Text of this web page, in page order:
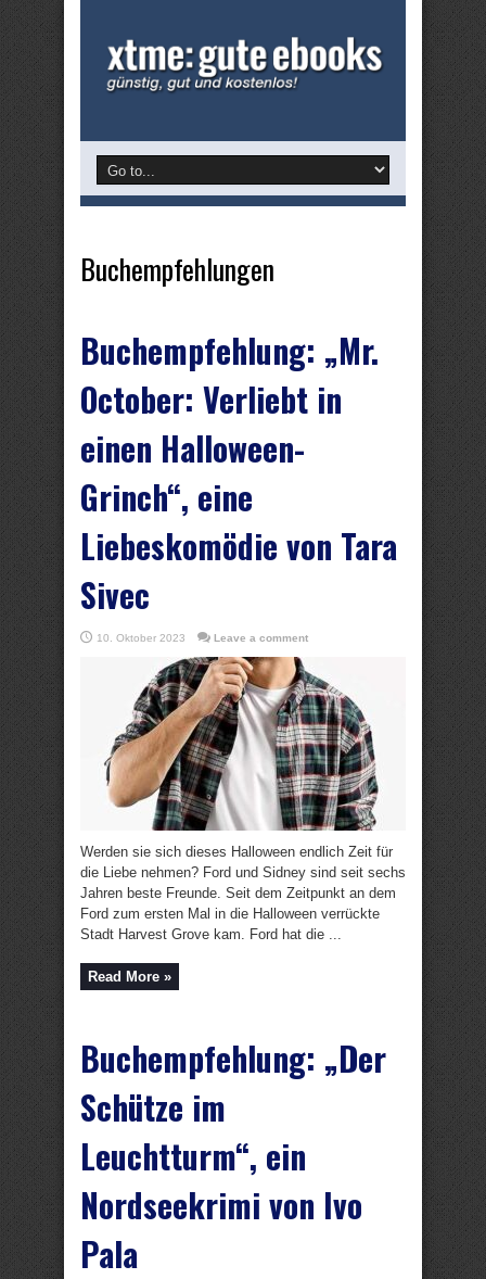
Buchempfehlungen
Buchempfehlung: „Mr.
October: Verliebt in
einen Halloween-
Grinch“, eine
Liebeskomödie von Tara
Sivec
10. Oktober 2023 Leave a comment
Werden sie sich dieses Halloween endlich Zeit für
die Liebe nehmen? Ford und Sidney sind seit sechs
Jahren beste Freunde. Seit dem Zeitpunkt an dem
Ford zum ersten Mal in die Halloween verrückte
Stadt Harvest Grove kam. Ford hat die ...
Read More »
Buchempfehlung: „Der
Schütze im
Leuchtturm“, ein
Nordseekrimi von Ivo
Pala